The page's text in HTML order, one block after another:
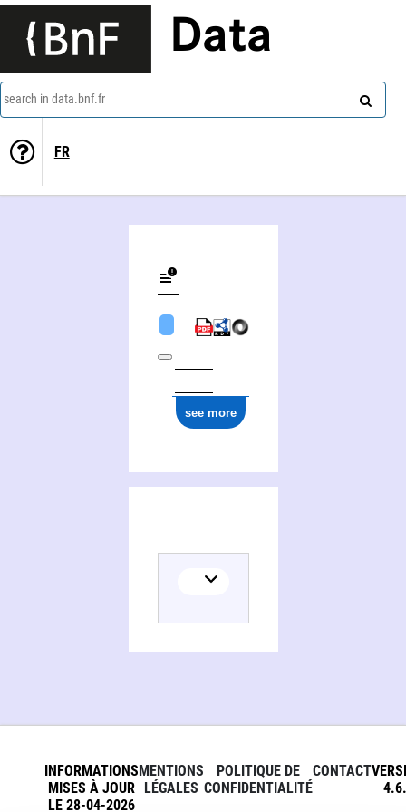
Data
search in data.bnf.fr
FR
see more
INFORMATIONS
MISES À JOUR
LE 28-04-2026
MENTIONS
LÉGALES
POLITIQUE DE
CONFIDENTIALITÉ
CONTACT